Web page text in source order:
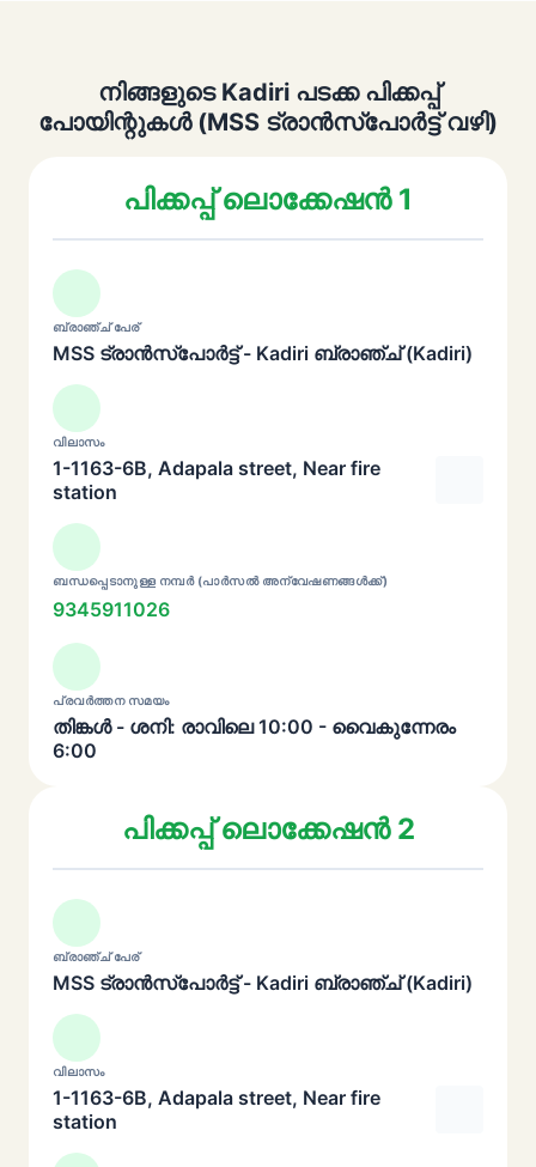
നിങ്ങളുടെ Kadiri പടക്ക പിക്കപ്പ്
പോയിന്റുകൾ (MSS ട്രാൻസ്പോർട്ട് വഴി)
പിക്കപ്പ് ലൊക്കേഷൻ 1
ബ്രാഞ്ച് പേര്
MSS ട്രാൻസ്പോർട്ട് - Kadiri ബ്രാഞ്ച് (Kadiri)
വിലാസം
1-1163-6B, Adapala street, Near fire
station
ബന്ധപ്പെടാനുള്ള നമ്പർ (പാർസൽ അന്വേഷണങ്ങൾക്ക്)
9345911026
പ്രവർത്തന സമയം
തിങ്കൾ - ശനി: രാവിലെ 10:00 - വൈകുന്നേരം
6:00
പിക്കപ്പ് ലൊക്കേഷൻ 2
ബ്രാഞ്ച് പേര്
MSS ട്രാൻസ്പോർട്ട് - Kadiri ബ്രാഞ്ച് (Kadiri)
വിലാസം
1-1163-6B, Adapala street, Near fire
station